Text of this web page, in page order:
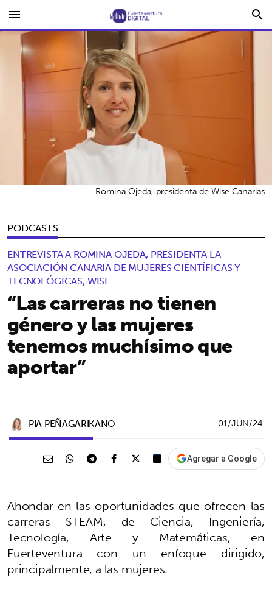
menu search
PODCASTS
ENTREVISTA A ROMINA OJEDA, PRESIDENTA LA
ASOCIACIÓN CANARIA DE MUJERES CIENTÍFICAS Y
TECNOLÓGICAS, WISE
“Las carreras no tienen
género y las mujeres
tenemos muchísimo que
aportar”
Romina Ojeda, presidenta de Wise Canarias
PIA PEÑAGARIKANO 01/JUN/24
Agregar a Google
Ahondar en las oportunidades que ofrecen las
carreras STEAM, de Ciencia, Ingeniería,
Tecnología, Arte y Matemáticas, en
Fuerteventura con un enfoque dirigido,
principalmente, a las mujeres.